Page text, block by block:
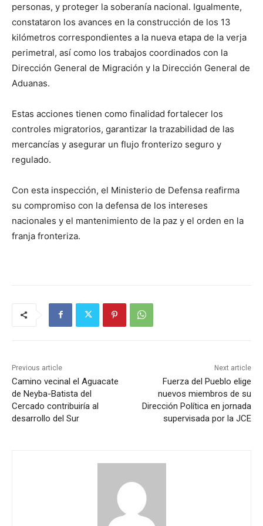
personas, y proteger la soberanía nacional. Igualmente,
constataron los avances en la construcción de los 13
kilómetros correspondientes a la nueva etapa de la verja
perimetral, así como los trabajos coordinados con la
Dirección General de Migración y la Dirección General de
Aduanas.
Estas acciones tienen como finalidad fortalecer los
controles migratorios, garantizar la trazabilidad de las
mercancías y asegurar un flujo fronterizo seguro y
regulado.
Con esta inspección, el Ministerio de Defensa reafirma
su compromiso con la defensa de los intereses
nacionales y el mantenimiento de la paz y el orden en la
franja fronteriza.
Previous article
Camino vecinal el Aguacate
de Neyba-Batista del
Cercado contribuiría al
desarrollo del Sur
Next article
Fuerza del Pueblo elige
nuevos miembros de su
Dirección Política en jornada
supervisada por la JCE